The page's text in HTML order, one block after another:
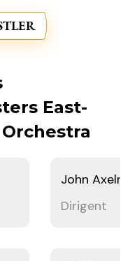
East-
John Axelrod
Dirigent